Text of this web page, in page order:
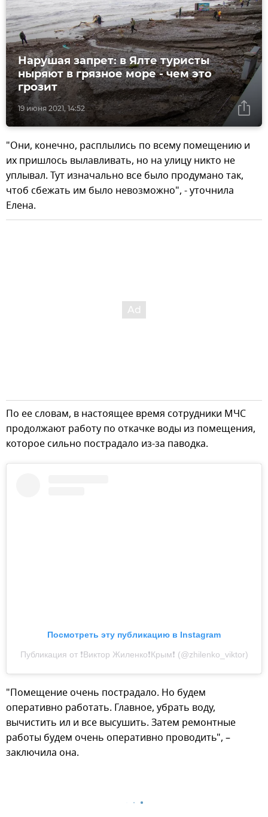
19 июня 2021, 14:52
Нарушая запрет: в Ялте туристы
ныряют в грязное море - чем это
грозит
"Они, конечно, расплылись по всему помещению и
их пришлось вылавливать, но на улицу никто не
уплывал. Тут изначально все было продумано так,
чтоб сбежать им было невозможно", - уточнила
Елена.
По ее словам, в настоящее время сотрудники МЧС
продолжают работу по откачке воды из помещения,
которое сильно пострадало из-за паводка.
Посмотреть эту публикацию в Instagram
Публикация от ❗Виктор Жиленко❗Крым❗ (@zhilenko_viktor)
"Помещение очень пострадало. Но будем
оперативно работать. Главное, убрать воду,
вычистить ил и все высушить. Затем ремонтные
работы будем очень оперативно проводить", –
заключила она.